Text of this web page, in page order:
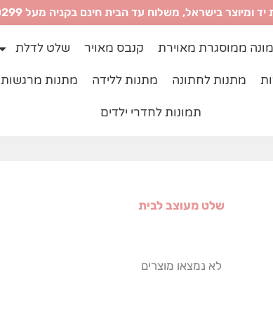
ומיוצר בישראל, משלוח עד הבית חינם בקניה מעל ₪299
ממוסגרת מאוירת קנבס מאויר שלט לדלת
מתנות לחתונה מתנות ללידה מתנות מרגשות
תמונות לחדרי ילדים
שלט מעוצב לבית
לא נמצאו מוצרים